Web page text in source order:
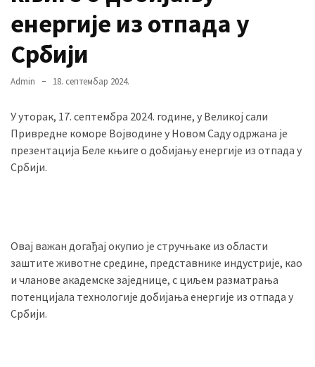
MOST
USED
CATEGORIES
Вести
(901)
Вршац
(872)
Пландиште
(139)
Uncategorized
енергије из отпада у
Србији
Admin 18. септембар 2024.
У уторак, 17. септембра 2024. године, у Великој сали
Привредне коморе Војводине у Новом Саду одржана је
презентација Беле књиге о добијању енергије из отпада у
Србији.
Овај важан догађај окупио је стручњаке из области
заштите животне средине, представнике индустрије, као
и чланове академске заједнице, с циљем разматрања
потенцијала технологије добијања енергије из отпада у
Србији.